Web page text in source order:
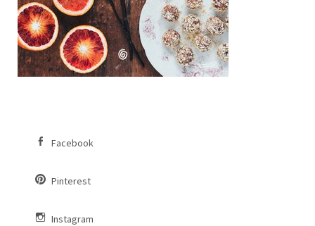
Facebook
Pinterest
Instagram